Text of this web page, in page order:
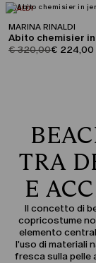
CATEGORIA:
SALDI
MARINA RINALDI
Abito chemisier
€ 320,00€ 224,00
TRA
E
Il concetto di
copricostume
elemento
l'uso di materiali
fresca sulla pelle